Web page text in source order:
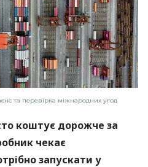
та перевірка міжнародних угод
коштує дорожче за
чекає
запускати у